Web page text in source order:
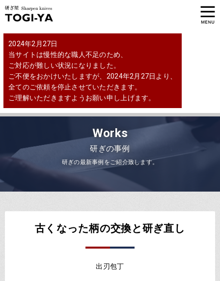
2024年2月27日
当サイトは慢性的な職人不足のため、
ご対応が難しい状況になりました。
ご不便をおかけいたしますが、2024年2月27日より、
全てのご依頼を停止させていただきます。
ご理解いただきますようお願い申し上げます。
Works
研ぎの事例
研ぎの最新事例をご紹介致します。
古くなった柄の交換と研ぎ直し
出刃包丁